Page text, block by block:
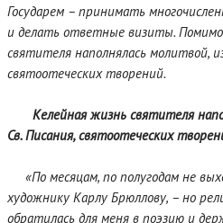
Государем – принимать
и делать ответные визиты. Помимо
святителя наполнялась молитвой,
святоотеческих творений.
Келейная жизнь святителя
Св. Писания, святоотеческих
«По месяцам, по полугодам не
художнику Карлу Брюллову, – но
обратилась для меня в поэзию и